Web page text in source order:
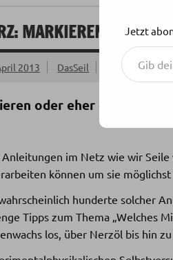
MARKIEREN VON
2013 DasSeil
oder eher doch nicht?
im Netz wie wir
können um sie
hunderte solcher
Tipps zum Thema „Welches
los, über Nerzöl bis hin
Jetzt
Gib deine E-Mail-Adresse ein ...